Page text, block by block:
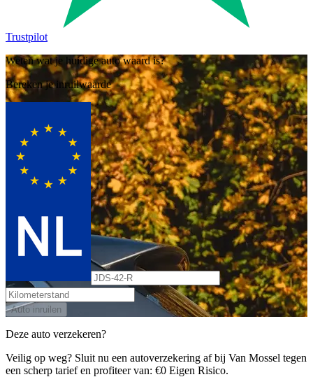
Trustpilot
Weten wat je huidige auto waard is?
Bereken je inruilwaarde
Auto inruilen
Deze auto verzekeren?
Veilig op weg? Sluit nu een autoverzekering af bij Van Mossel tegen
een scherp tarief en profiteer van: €0 Eigen Risico.